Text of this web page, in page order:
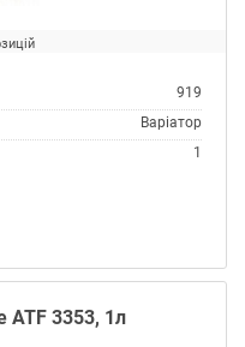
919
Варіатор
1
Каністра пластик
ATF 3353, 1л